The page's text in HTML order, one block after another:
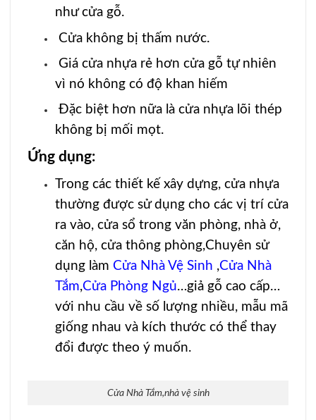
như cửa gỗ.
Cửa không bị thấm nước.
Giá cửa nhựa rẻ hơn cửa gỗ tự nhiên
vì nó không có độ khan hiếm
Đặc biệt hơn nữa là cửa nhựa lõi thép
không bị mối mọt.
Ứng dụng:
Trong các thiết kế xây dựng, cửa nhựa
thường được sử dụng cho các vị trí cửa
ra vào, cửa sổ trong văn phòng, nhà ở,
căn hộ, cửa thông phòng,Chuyên sử
dụng làm Cửa Nhà Vệ Sinh ,Cửa Nhà
Tắm,Cửa Phòng Ngủ…giả gỗ cao cấp…
với nhu cầu về số lượng nhiều, mẫu mã
giống nhau và kích thước có thể thay
đổi được theo ý muốn.
Cửa Nhà Tắm,nhà vệ sinh